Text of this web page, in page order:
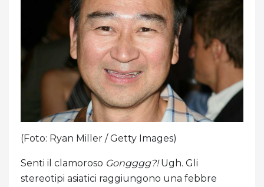
(Foto: Ryan Miller / Getty Images)
Senti il ​​clamoroso Gongggg?!Ugh. Gli
stereotipi asiatici raggiungono una febbre